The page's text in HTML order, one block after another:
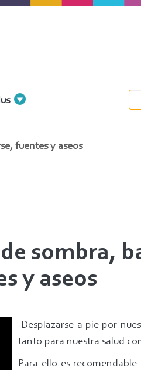
fuentes y aseos
sombra,
y aseos
Desplazarse a pie por
tanto para nuestra salud
Para ello es